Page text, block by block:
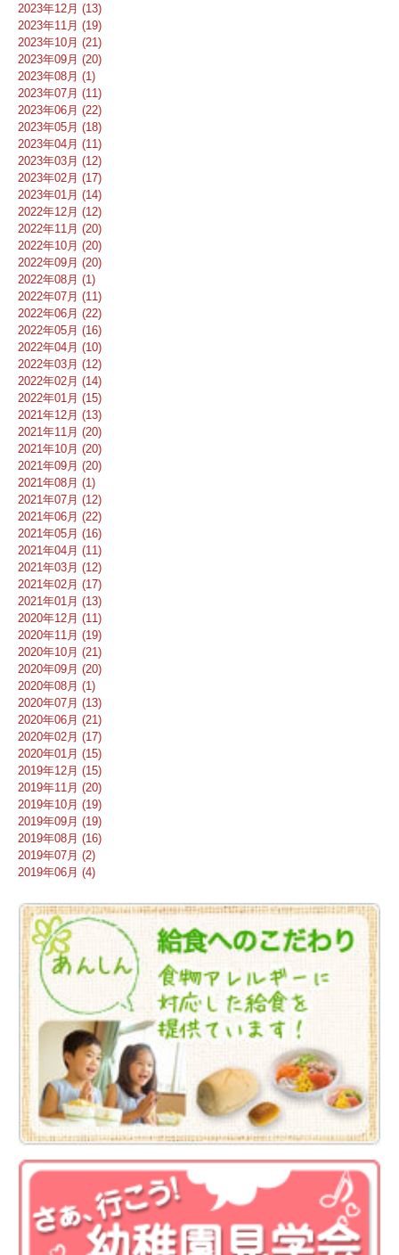
2023年12月 (13)
2023年11月 (19)
2023年10月 (21)
2023年09月 (20)
2023年08月 (1)
2023年07月 (11)
2023年06月 (22)
2023年05月 (18)
2023年04月 (11)
2023年03月 (12)
2023年02月 (17)
2023年01月 (14)
2022年12月 (12)
2022年11月 (20)
2022年10月 (20)
2022年09月 (20)
2022年08月 (1)
2022年07月 (11)
2022年06月 (22)
2022年05月 (16)
2022年04月 (10)
2022年03月 (12)
2022年02月 (14)
2022年01月 (15)
2021年12月 (13)
2021年11月 (20)
2021年10月 (20)
2021年09月 (20)
2021年08月 (1)
2021年07月 (12)
2021年06月 (22)
2021年05月 (16)
2021年04月 (11)
2021年03月 (12)
2021年02月 (17)
2021年01月 (13)
2020年12月 (11)
2020年11月 (19)
2020年10月 (21)
2020年09月 (20)
2020年08月 (1)
2020年07月 (13)
2020年06月 (21)
2020年02月 (17)
2020年01月 (15)
2019年12月 (15)
2019年11月 (20)
2019年10月 (19)
2019年09月 (19)
2019年08月 (16)
2019年07月 (2)
2019年06月 (4)